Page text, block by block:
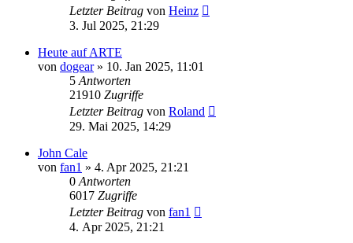
Letzter Beitrag von Heinz
3. Jul 2025, 21:29
Heute auf ARTE
von dogear» 10. Jan 2025, 11:01
5 Antworten
21910 Zugriffe
Letzter Beitrag von Roland
29. Mai 2025, 14:29
John Cale
von fan1 » 4. Apr 2025, 21:21
0 Antworten
6017 Zugriffe
Letzter Beitrag von fan1
4. Apr 2025, 21:21